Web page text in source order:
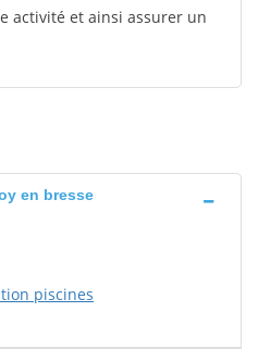
activité et ainsi assurer un
en bresse
piscines